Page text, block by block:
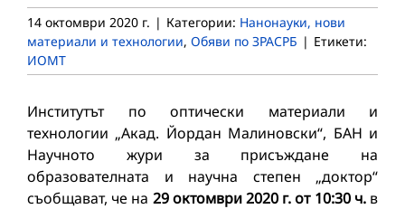
14 октомври 2020 г. | Категории: Нанонауки, нови
материали и технологии, Обяви по ЗРАСРБ | Етикети:
ИОМТ
Институтът по оптически материали и
технологии „Акад. Йордан Малиновски“, БАН и
Научното жури за присъждане на
образователната и научна степен „доктор“
съобщават, че на 29октомври 2020 г. oт 10:30 ч. в